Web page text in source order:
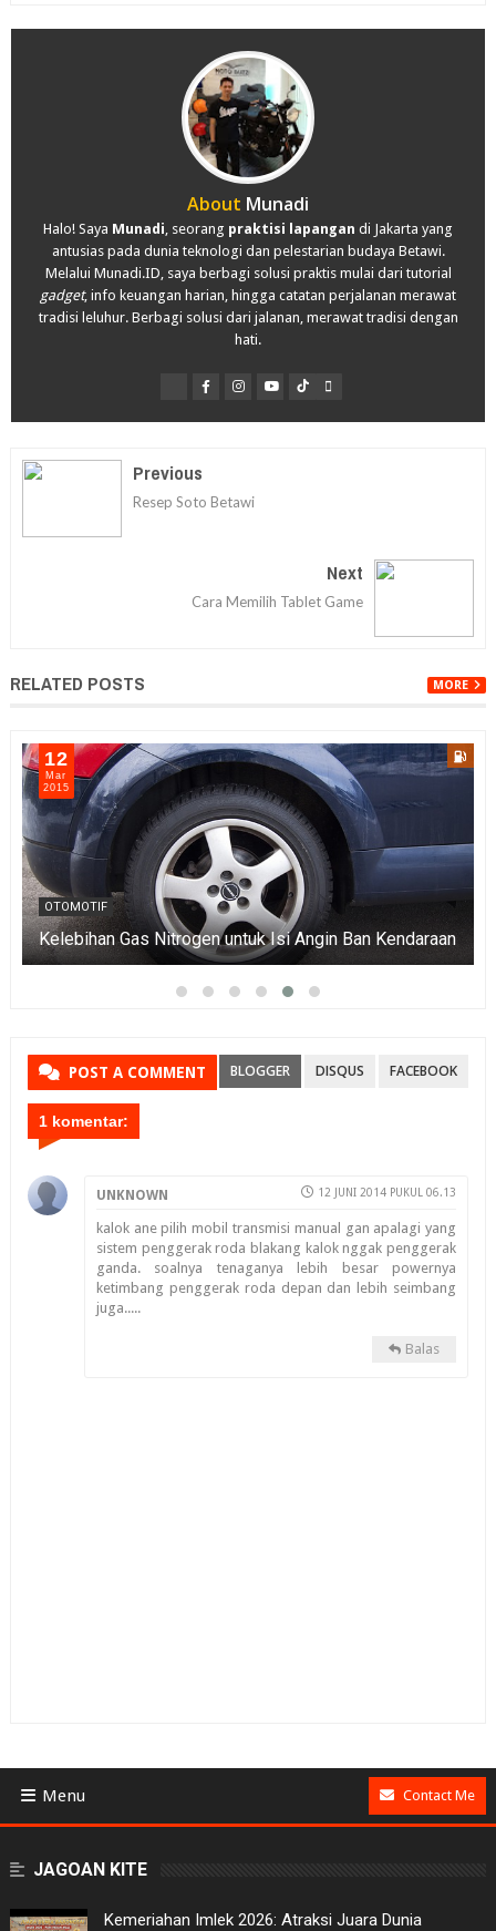
About Munadi
Halo! Saya Munadi, seorang praktisi lapangan di Jakarta yang
antusias pada dunia teknologi dan pelestarian budaya Betawi.
Melalui Munadi.ID, saya berbagi solusi praktis mulai dari tutorial
gadget, info keuangan harian, hingga catatan perjalanan merawat
tradisi leluhur. Berbagi solusi dari jalanan, merawat tradisi dengan
hati.
Previous
Resep Soto Betawi
Next
Cara Memilih Tablet Game
RELATED POSTS MORE
12
Mar
2015
OTOMOTIF
Kelebihan Gas Nitrogen untuk Isi Angin Ban Kendaraan
POST A COMMENT BLOGGER DISQUS FACEBOOK
1 komentar:
UNKNOWN 12 JUNI 2014 PUKUL 06.13
kalok ane pilih mobil transmisi manual gan apalagi yang
sistem penggerak roda blakang kalok nggak penggerak
ganda. soalnya tenaganya lebih besar powernya
ketimbang penggerak roda depan dan lebih seimbang
juga.....
Balas
Menu Contact Me
JAGOAN KITE
Kemeriahan Imlek 2026: Atraksi Juara Dunia